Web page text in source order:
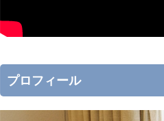
プロフィール